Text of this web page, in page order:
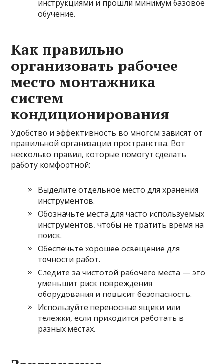
инструкциями и прошли минимум базовое
обучение.
Как правильно
организовать рабочее
место монтажника
систем
кондиционирования
Удобство и эффективность во многом зависят от
правильной организации пространства. Вот
несколько правил, которые помогут сделать
работу комфортной:
Выделите отдельное место для хранения
инструментов.
Обозначьте места для часто используемых
инструментов, чтобы не тратить время на
поиск.
Обеспечьте хорошее освещение для
точности работ.
Следите за чистотой рабочего места — это
уменьшит риск повреждения
оборудования и повысит безопасность.
Используйте переносные ящики или
тележки, если приходится работать в
разных местах.